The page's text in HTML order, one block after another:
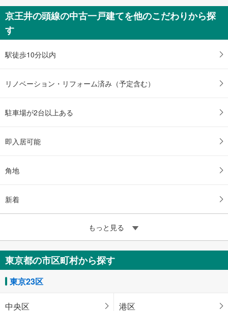
9,980万円
未定
京王井の頭線 「富士見ケ丘」駅 徒歩6分
京王井の頭線の中古一戸建てを他のこだわりから探
す
駅徒歩10分以内
リノベーション・リフォーム済み（予定含む）
駐車場が2台以上ある
即入居可能
角地
新着
もっと見る
東京都の市区町村から探す
東京23区
中央区 港区